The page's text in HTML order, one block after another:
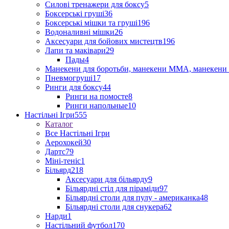
Силові тренажери для боксу5
Боксерські груші36
Боксерські мішки та груші196
Водоналивні мішки26
Аксесуари для бойових мистецтв196
Лапи та маківари29
Пады4
Манекени для боротьби, манекени ММА, манекени
Пневмогруші17
Ринги для боксу44
Ринги на помосте8
Ринги напольные10
Настільні Ігри555
Каталог
Все Настільні Ігри
Аерохокей30
Дартс79
Міні-теніс1
Більярд218
Аксесуари для більярду9
Більярдні стіл для піраміди97
Більярдні столи для пулу - американка48
Більярдні столи для снукера62
Нарди1
Настільний футбол170